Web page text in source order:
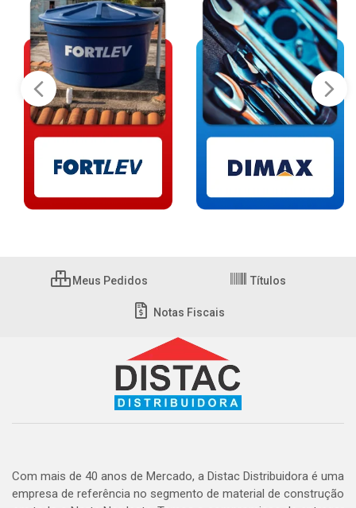
Meus Pedidos Títulos
Notas Fiscais
Com mais de 40 anos de Mercado, a Distac Distribuidora é uma
empresa de referência no segmento de material de construção